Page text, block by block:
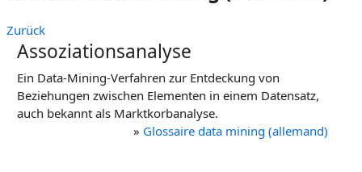
Zurück
Assoziationsanalyse
Ein Data-Mining-Verfahren zur Entdeckung von
Beziehungen zwischen Elementen in einem Datensatz,
auch bekannt als Marktkorbanalyse.
» Glossaire data mining (allemand)